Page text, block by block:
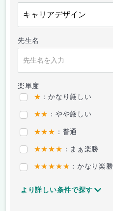
先生名
楽単度
★ ：かなり厳しい
★★ ：やや厳しい
★★★ ：普通
★★★★ ：まぁ楽勝
★★★★★ ：かなり楽勝
より詳しい条件で探す